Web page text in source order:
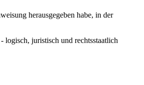
herausgegeben habe, in der
juristisch und rechtsstaatlich